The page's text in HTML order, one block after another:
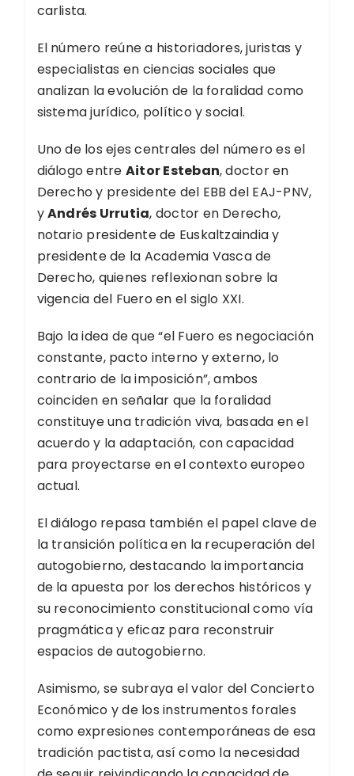
carlista.
El número reúne a historiadores, juristas y
especialistas en ciencias sociales que
analizan la evolución de la foralidad como
sistema jurídico, político y social.
Uno de los ejes centrales del número es el
diálogo entre Aitor Esteban, doctor en
Derecho y presidente del EBB del EAJ-PNV,
yAndrés Urrutia, doctor en Derecho,
notario presidente de Euskaltzaindia y
presidente de la Academia Vasca de
Derecho, quienes reflexionan sobre la
vigencia del Fuero en el siglo XXI.
Bajo la idea de que “el Fuero es negociación
constante, pacto interno y externo, lo
contrario de la imposición”, ambos
coinciden en señalar que la foralidad
constituye una tradición viva, basada en el
acuerdo y la adaptación, con capacidad
para proyectarse en el contexto europeo
actual.
El diálogo repasa también el papel clave de
la transición política en la recuperación del
autogobierno, destacando la importancia
de la apuesta por los derechos históricos y
su reconocimiento constitucional como vía
pragmática y eficaz para reconstruir
espacios de autogobierno.
Asimismo, se subraya el valor del Concierto
Económico y de los instrumentos forales
como expresiones contemporáneas de esa
tradición pactista, así como la necesidad